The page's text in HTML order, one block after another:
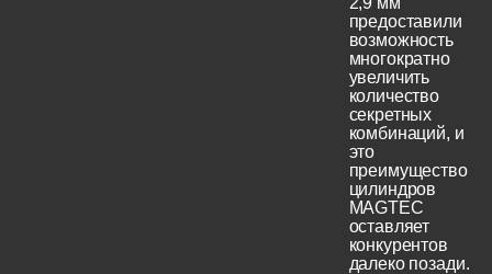
предоставили
возможность
многократно
увеличить
количество
секретных
комбинаций, и
это
преимущество
цилиндров
MAGTEC
оставляет
конкурентов
далеко позади.